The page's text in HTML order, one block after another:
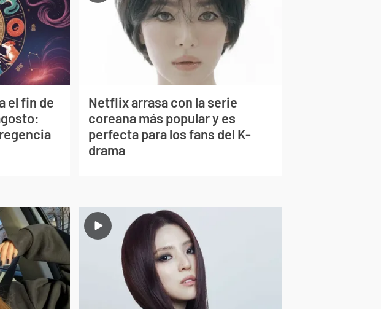
el fin de
Netflix arrasa con la serie
coreana más popular y es
perfecta para los fans del K-
drama